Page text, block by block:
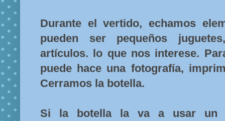
Durante el vertido, echamos
pueden ser pequeños
artículos. lo que nos interese.
puede hace una fotografía,
Cerramos la botella.
Si la botella la va a usar un